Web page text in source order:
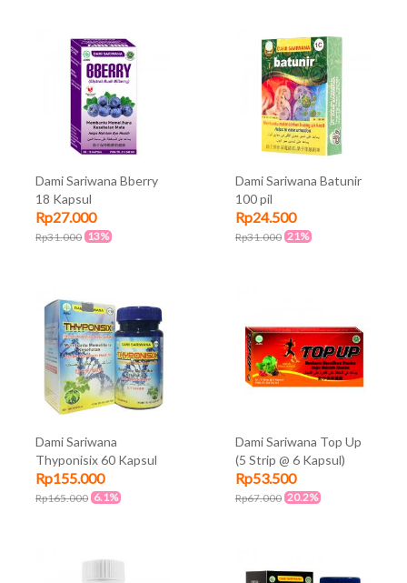
Dami Sariwana Bberry
18 Kapsul
Rp27.000
Rp31.000 13%
Dami Sariwana Batunir
100 pil
Rp24.500
Rp31.000 21%
Dami Sariwana
Thyponisix 60 Kapsul
Rp155.000
Rp165.000 6.1%
Dami Sariwana Top Up
(5 Strip @ 6 Kapsul)
Rp53.500
Rp67.000 20.2%